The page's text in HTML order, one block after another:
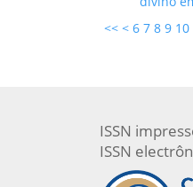
<< < 6 7 8 9 10
ISSN
ISSN